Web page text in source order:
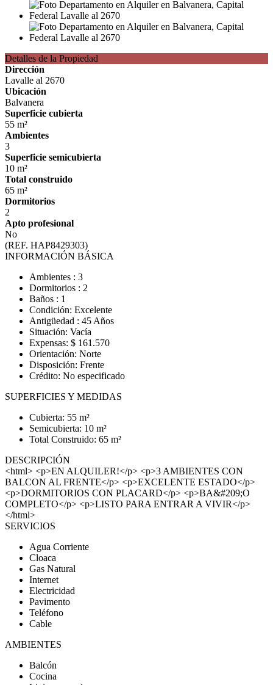
Detalles de la Propiedad
Dirección
Lavalle al 2670
Ubicación
Balvanera
Superficie cubierta
55 m²
Ambientes
3
Superficie semicubierta
10 m²
Total construido
65 m²
Dormitorios
2
Apto profesional
No
(REF. HAP8429303)
INFORMACIÓN BÁSICA
Ambientes : 3
Dormitorios : 2
Baños : 1
Condición: Excelente
Antigüedad : 45 Años
Situación: Vacía
Expensas: $ 161.570
Orientación: Norte
Disposición: Frente
Crédito: No especificado
SUPERFICIES Y MEDIDAS
Cubierta: 55 m²
Semicubierta: 10 m²
Total Construido: 65 m²
DESCRIPCIÓN
<html> <p>EN ALQUILER!</p> <p>3 AMBIENTES CON
BALCON AL FRENTE</p> <p>EXCELENTE ESTADO</p>
<p>DORMITORIOS CON PLACARD</p> <p>BA&#209;O
COMPLETO</p> <p>LISTO PARA ENTRAR A VIVIR</p>
</html>
SERVICIOS
Agua Corriente
Cloaca
Gas Natural
Internet
Electricidad
Pavimento
Teléfono
Cable
AMBIENTES
Balcón
Cocina